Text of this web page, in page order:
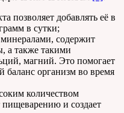
позволяет добавлять её в
в сутки;
содержит
а также такими
магний. Это помогает
баланс организм во время
количеством
пищеварению и создает